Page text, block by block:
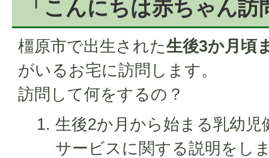
「こんにちは赤ちゃん
橿原市で出生された生後3か月頃
がいるお宅に訪問します。
訪問して何をするの？
生後2か月から始まる乳幼
サービスに関する説明をし